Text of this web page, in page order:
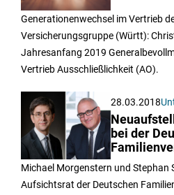
Generationenwechsel im Vertrieb
Versicherungsgruppe (Württ):
Jahresanfang 2019
Vertrieb Ausschließlichkeit (AO).
28.03.2018
bei der
Michael Morgenstern und Stephan
Aufsichtsrat der Deutschen